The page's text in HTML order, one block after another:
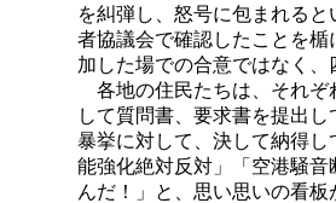
を糾弾し、怒号に包まれる
者協議会で確認したことを
加した場での合意ではなく
各地の住民たちは、それぞ
して質問書、要求書を提出
暴挙に対して、決して納得
能強化絶対反対」「空港騒
んだ！」と、思い思いの看